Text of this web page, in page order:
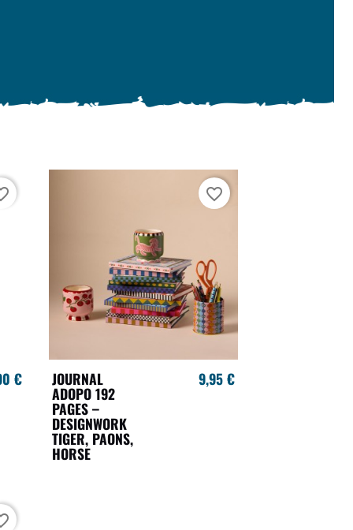
€ JOURNAL
ADOPO 192
PAGES –
DESIGNWORK
TIGER, PAONS,
HORSE
9,95 €
favorite_border